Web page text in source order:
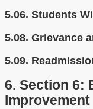
5.06. Students
5.08. Grievance
5.09.
6. Section 6:
Improvement